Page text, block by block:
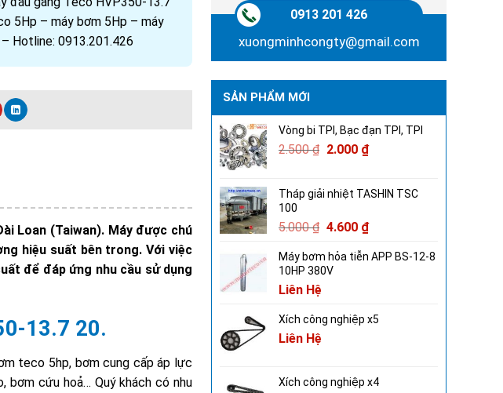
0913 201 426
xuongminhcongty@gmail.com
SẢN PHẨM MỚI
Vòng bi TPI, Bạc đạn TPI, TPI
2.500₫ 2.000 ₫
Tháp giải nhiệt TASHIN TSC
100
5.000₫ 4.600 ₫
Máy bơm hỏa tiễn APP BS-12-8
10HP 380V
Liên Hệ
Xích công nghiệp x5
Liên Hệ
Xích công nghiệp x4
5Hp – máy bơm 5Hp – máy
Hotline: 0913.201.426
Loan (Taiwan). Máy được chú
hiệu suất bên trong. Với việc
để đáp ứng nhu cầu sử dụng
13.7 20.
teco 5hp, bơm cung cấp áp lực
bơm cứu hoả… Quý khách có nhu